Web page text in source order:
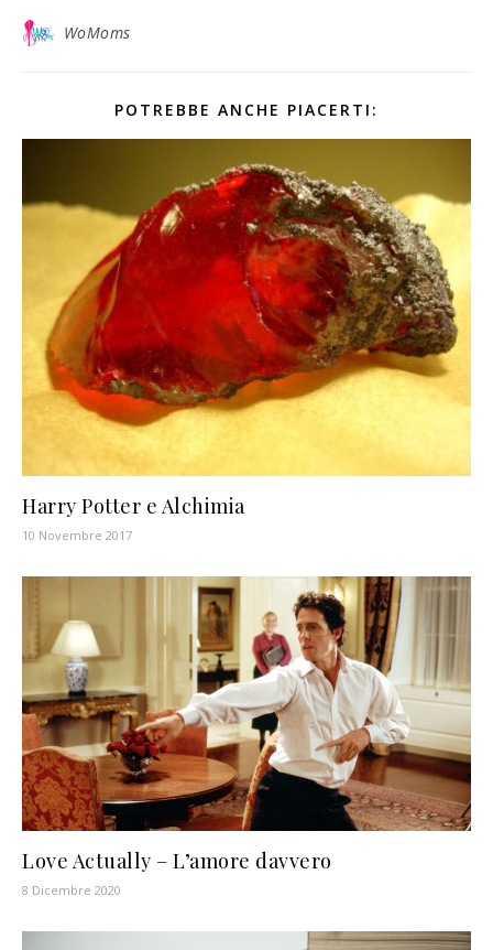
WoMoms
POTREBBE ANCHE PIACERTI:
Harry Potter e Alchimia
10 Novembre 2017
Love Actually – L’amore davvero
8 Dicembre 2020